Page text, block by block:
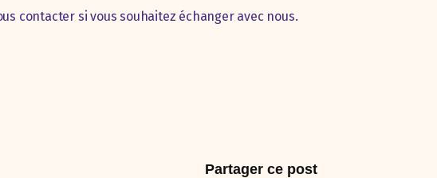
contacter si vous souhaitez échanger avec nous.
Partager ce post